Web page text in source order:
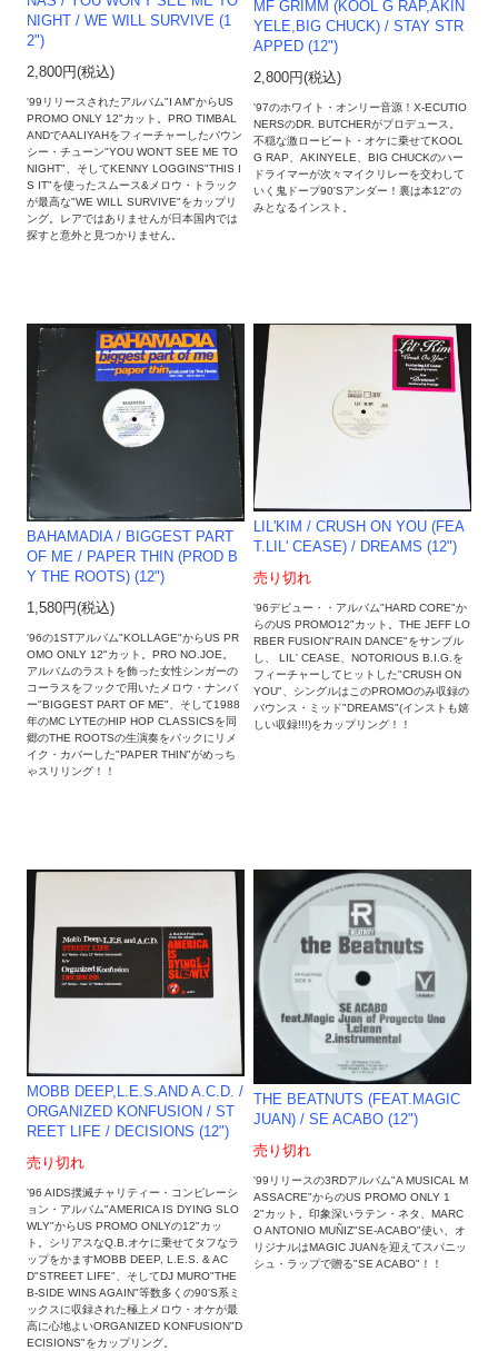
NIGHT / WE WILL SURVIVE (1
2")
2,800円(税込)
'99リリースされたアルバム"I AM"からUS
PROMO ONLY 12"カット。PRO TIMBAL
ANDでAALIYAHをフィーチャーしたバウン
シー・チューン"YOU WON’T SEE ME TO
NIGHT"、そしてKENNY LOGGINS"THIS I
S IT"を使ったスムース&メロウ・トラック
が最高な"WE WILL SURVIVE"をカップリ
ング。レアではありませんが日本国内では
探すと意外と見つかりません。
MF GRIMM (KOOL G RAP,AKIN
YELE,BIG CHUCK) / STAY STR
APPED (12")
2,800円(税込)
'97のホワイト・オンリー音源！X-ECUTIO
NERSのDR. BUTCHERがプロデュース。
不穏な激ロービート・オケに乗せてKOOL
G RAP、AKINYELE、BIG CHUCKのハー
ドライマーが次々マイクリレーを交わして
いく鬼ドープ90'Sアンダー！裏は本12"の
みとなるインスト。
BAHAMADIA / BIGGEST PART
OF ME / PAPER THIN (PROD B
Y THE ROOTS) (12")
1,580円(税込)
'96の1STアルバム"KOLLAGE"からUS PR
OMO ONLY 12"カット。PRO NO.JOE。
アルバムのラストを飾った女性シンガーの
コーラスをフックで用いたメロウ・ナンバ
ー"BIGGEST PART OF ME"、そして1988
年のMC LYTEのHIP HOP CLASSICSを同
郷のTHE ROOTSの生演奏をバックにリメ
イク・カバーした"PAPER THIN"がめっち
ゃスリリング！！
LIL'KIM / CRUSH ON YOU (FEA
T.LIL' CEASE) / DREAMS (12")
売り切れ
'96デビュー・・アルバム"HARD CORE"か
らのUS PROMO12"カット。THE JEFF LO
RBER FUSION"RAIN DANCE"をサンプル
し、 LIL' CEASE、NOTORIOUS B.I.G.を
フィーチャーしてヒットした"CRUSH ON
YOU"、シングルはこのPROMOのみ収録の
バウンス・ミッド"DREAMS"(インストも嬉
しい収録!!!)をカップリング！！
MOBB DEEP,L.E.S.AND A.C.D. /
ORGANIZED KONFUSION / ST
REET LIFE / DECISIONS (12")
売り切れ
'96 AIDS撲滅チャリティー・コンピレーシ
ョン・アルバム"AMERICA IS DYING SLO
WLY"からUS PROMO ONLYの12"カッ
ト。シリアスなQ.B.オケに乗せてタフなラ
ップをかますMOBB DEEP, L.E.S. & AC
D"STREET LIFE"、そしてDJ MURO"THE
B-SIDE WINS AGAIN"等数多くの90'S系ミ
ックスに収録された極上メロウ・オケが最
高に心地よいORGANIZED KONFUSION"D
ECISIONS"をカップリング。
THE BEATNUTS (FEAT.MAGIC
JUAN) / SE ACABO (12")
売り切れ
'99リリースの3RDアルバム"A MUSICAL M
ASSACRE"からのUS PROMO ONLY 1
2"カット。印象深いラテン・ネタ、MARC
O ANTONIO MUÑIZ"SE-ACABO"使い、オ
リジナルはMAGIC JUANを迎えてスパニッ
シュ・ラップで贈る"SE ACABO"！！